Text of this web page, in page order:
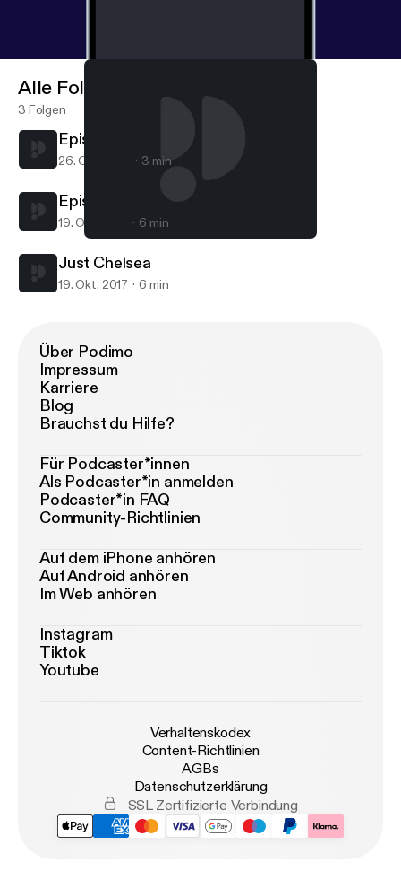
This Is Chanell Nicole
Alle Folgen
3 Folgen
Episode 2
26. Okt. 2017 3 min
Episode 1
19. Okt. 2017 6 min
Just Chelsea
19. Okt. 2017 6 min
Über Podimo
Impressum
Karriere
Blog
Brauchst du Hilfe?
Für Podcaster*innen
Als Podcaster*in anmelden
Podcaster*in FAQ
Community-Richtlinien
Auf dem iPhone anhören
Auf Android anhören
Im Web anhören
Instagram
Tiktok
Youtube
Verhaltenskodex
Content-Richtlinien
AGBs
Datenschutzerklärung
SSL Zertifizierte Verbindung